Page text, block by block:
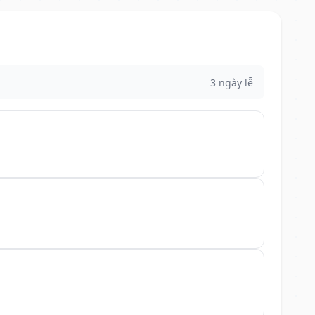
3 ngày lễ